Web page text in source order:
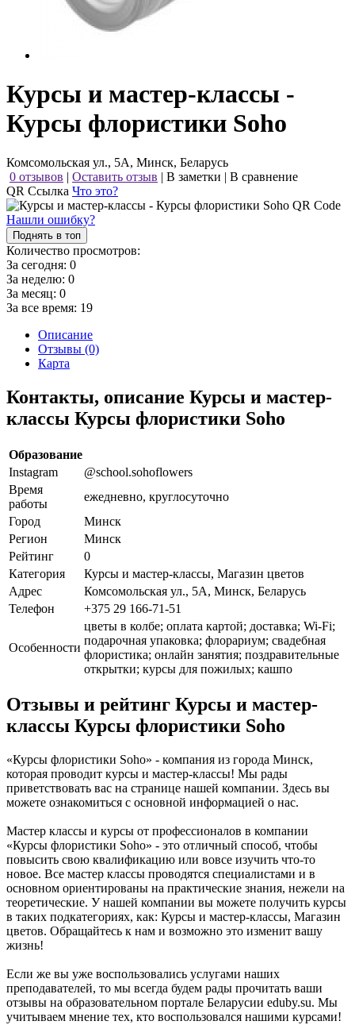
Курсы и мастер-классы -
Курсы флористики Soho
Комсомольская ул., 5А, Минск, Беларусь
0 отзывов | Оставить отзыв | В заметки | В сравнение
QR Ссылка Что это?
Нашли ошибку?
Поднять в топ
Количество просмотров:
За сегодня: 0
За неделю: 0
За месяц: 0
За все время: 19
Описание
Отзывы (0)
Карта
Контакты, описание Курсы и мастер-
классы Курсы флористики Soho
Образование
Instagram
@school.sohoflowers
Время
работы
ежедневно, круглосуточно
Город
Минск
Регион
Минск
Рейтинг
0
Категория
Курсы и мастер-классы, Магазин цветов
Адрес
Комсомольская ул., 5А, Минск, Беларусь
Телефон
+375 29 166-71-51
Особенности
цветы в колбе; оплата картой; доставка; Wi-Fi;
подарочная упаковка; флорариум; свадебная
флористика; онлайн занятия; поздравительные
открытки; курсы для пожилых; кашпо
Отзывы и рейтинг Курсы и мастер-
классы Курсы флористики Soho
«Курсы флористики Soho» - компания из города Минск,
которая проводит курсы и мастер-классы! Мы рады
приветствовать вас на странице нашей компании. Здесь вы
можете ознакомиться с основной информацией о нас.
Мастер классы и курсы от профессионалов в компании
«Курсы флористики Soho» - это отличный способ, чтобы
повысить свою квалификацию или вовсе изучить что-то
новое. Все мастер классы проводятся специалистами и в
основном ориентированы на практические знания, нежели на
теоретические. У нашей компании вы можете получить курсы
в таких подкатегориях, как: Курсы и мастер-классы, Магазин
цветов. Обращайтесь к нам и возможно это изменит вашу
жизнь!
Если же вы уже воспользовались услугами наших
преподавателей, то мы всегда будем рады прочитать ваши
отзывы на образовательном портале Беларусии eduby.su. Мы
учитываем мнение тех, кто воспользовался нашими курсами!